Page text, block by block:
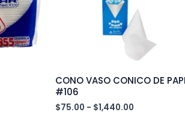
CONO VASO CONICO DE
#106
$75.00 - $1,440.00Rango